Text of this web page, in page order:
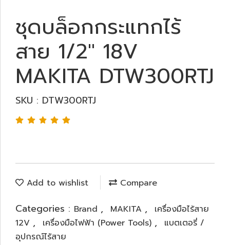
ชุดบล็อกกระแทกไร้
สาย 1/2" 18V
MAKITA DTW300RTJ
SKU : DTW300RTJ
Add to wishlist Compare
Categories : Brand , MAKITA ,
เครื่องมือไร้สาย
12V , เครื่องมือไฟฟ้า (Power Tools) ,
แบตเตอรี่ /
อุปกรณ์ไร้สาย